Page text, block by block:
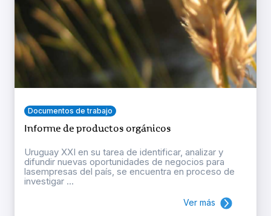
Documentos de trabajo
Informe de productos orgánicos
Uruguay XXI en su tarea de identificar, analizar y
difundir nuevas oportunidades de negocios para
lasempresas del país, se encuentra en proceso de
investigar ...
Ver más